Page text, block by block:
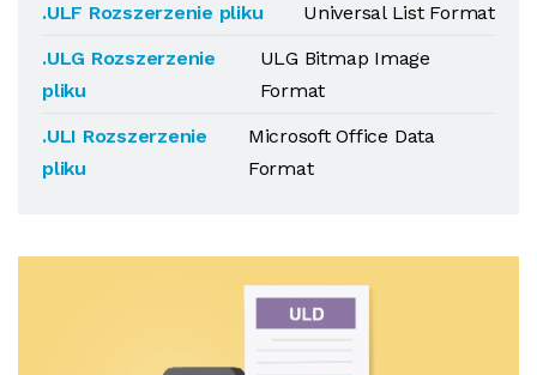
.ULF Rozszerzenie pliku
Universal List Format
.ULG Rozszerzenie
pliku
ULG Bitmap Image
Format
.ULI Rozszerzenie
pliku
Microsoft Office Data
Format